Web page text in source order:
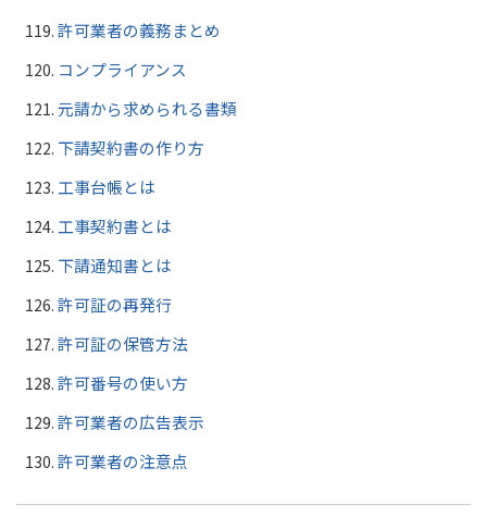
許可業者の義務まとめ
コンプライアンス
元請から求められる書類
下請契約書の作り方
工事台帳とは
工事契約書とは
下請通知書とは
許可証の再発行
許可証の保管方法
許可番号の使い方
許可業者の広告表示
許可業者の注意点